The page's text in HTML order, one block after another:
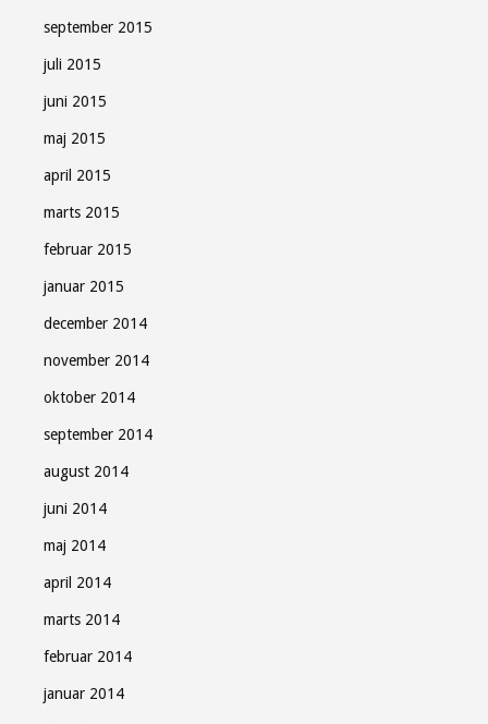
september 2015
juli 2015
juni 2015
maj 2015
april 2015
marts 2015
februar 2015
januar 2015
december 2014
november 2014
oktober 2014
september 2014
august 2014
juni 2014
maj 2014
april 2014
marts 2014
februar 2014
januar 2014